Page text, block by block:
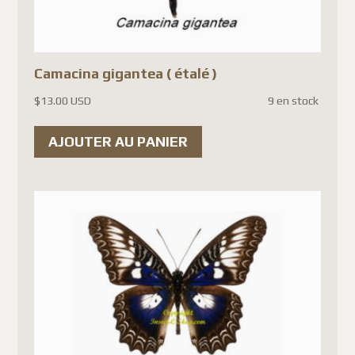
Camacina gigantea ( étalé )
$13.00 USD 9 en stock
AJOUTER AU PANIER
(ainsi que plusieurs
autres pays de l'Union
européenne). Cette décision
est liée auxnouvelles règles
douanières de l'Union
européenneet non à un
problème propre à la France.
Les principales raisons sont :
L'Union européenne exige
maintenant un
nouveau droit
de douane de 3 € par article
en plus de la TVA à
l'importation.
nouvelles exigences de